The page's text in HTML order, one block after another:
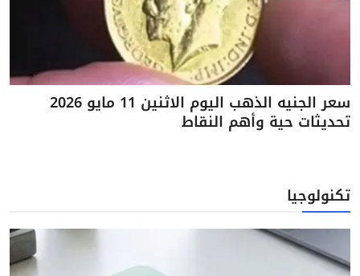
سعر الجنيه الذهب اليوم الاثنين 11 مايو 2026
تحديثات حية وأهم النقاط
تكنولوجيا